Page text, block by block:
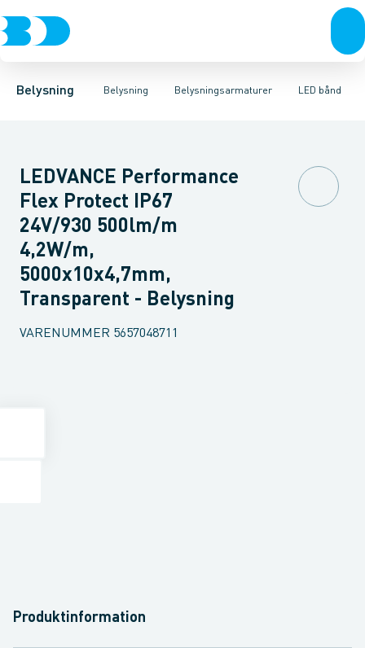
Belysning Belysning
Belysning Belysningsarmaturer
LyskilderBelysningsarmaturerLysstyringTilbehør tilLED bånd
PendlerIndustriarmatur og halbelysningArmaturer for vej og
LEDVANCE Performance
Flex Protect IP67
24V/930 500lm/m
4,2W/m,
5000x10x4,7mm,
Transparent - Belysning
VARENUMMER 5657048711
Produktinformation